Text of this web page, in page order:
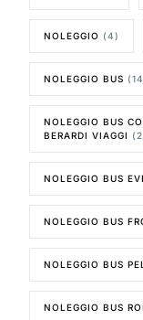
NOLEGGIO (4)
NOLEGGIO BUS
NOLEGGIO BUS
BERARDI VIAGGI
NOLEGGIO BUS
NOLEGGIO BUS
NOLEGGIO BUS
NOLEGGIO BUS